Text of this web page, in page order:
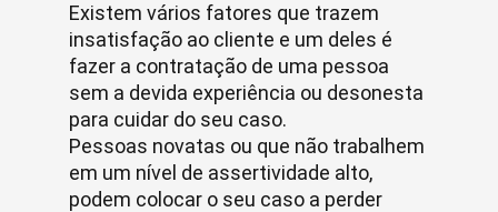
Existem vários fatores que trazem
insatisfação ao cliente e um deles é
fazer a contratação de uma pessoa
sem a devida experiência ou desonesta
para cuidar do seu caso.
Pessoas novatas ou que não trabalhem
em um nível de assertividade alto,
podem colocar o seu caso a perder